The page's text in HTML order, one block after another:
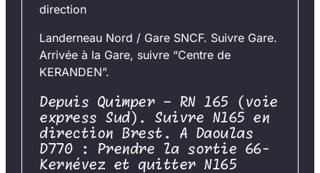
direction
Landerneau Nord / Gare SNCF. Suivre Gare.
Arrivée à la Gare, suivre “Centre de
KERANDEN”.
Depuis Quimper – RN 165 (voie
express Sud). Suivre N165 en
direction Brest. A Daoulas
D770 : Prendre la sortie 66-
Kernévez et quitter N165